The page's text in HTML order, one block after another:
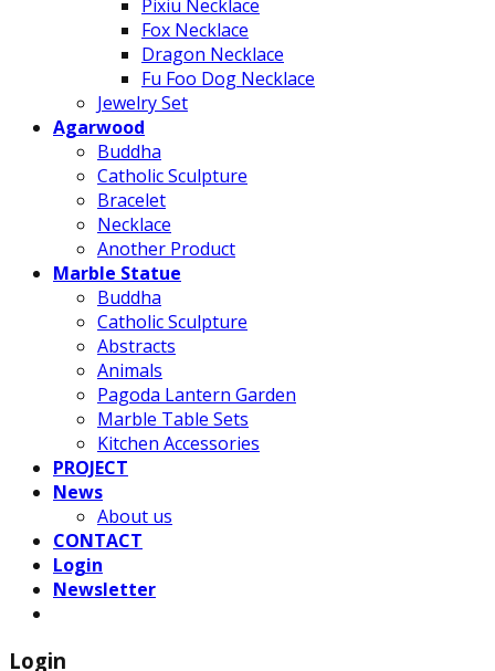
Pixiu Necklace
Fox Necklace
Dragon Necklace
Fu Foo Dog Necklace
Jewelry Set
Agarwood
Buddha
Catholic Sculpture
Bracelet
Necklace
Another Product
Marble Statue
Buddha
Catholic Sculpture
Abstracts
Animals
Pagoda Lantern Garden
Marble Table Sets
Kitchen Accessories
PROJECT
News
About us
CONTACT
Login
Newsletter
Login